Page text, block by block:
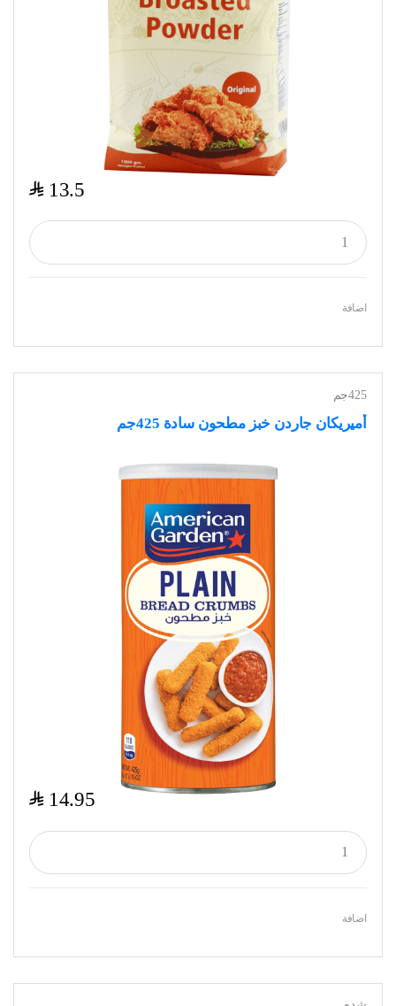
13.5
$
اضافة
425جم
أميريكان جاردن خبز مطحون سادة 425جم
14.95
$
اضافة